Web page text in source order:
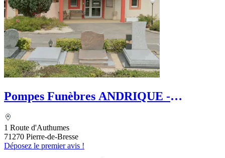
Pompes Funèbres ANDRIQUE -
1 Route d'Authumes
71270 Pierre-de-Bresse
Déposez le premier avis !